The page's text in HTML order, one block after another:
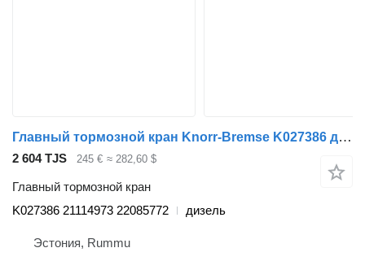
Главный тормозной кран Knorr-Bremse K027386 для грузовика Volvo FH, FM, FMX-4 series (2013-)
2 604 TJS 245 € ≈ 282,60 $
Главный тормозной кран
K027386 21114973 22085772
дизель
Эстония, Rummu